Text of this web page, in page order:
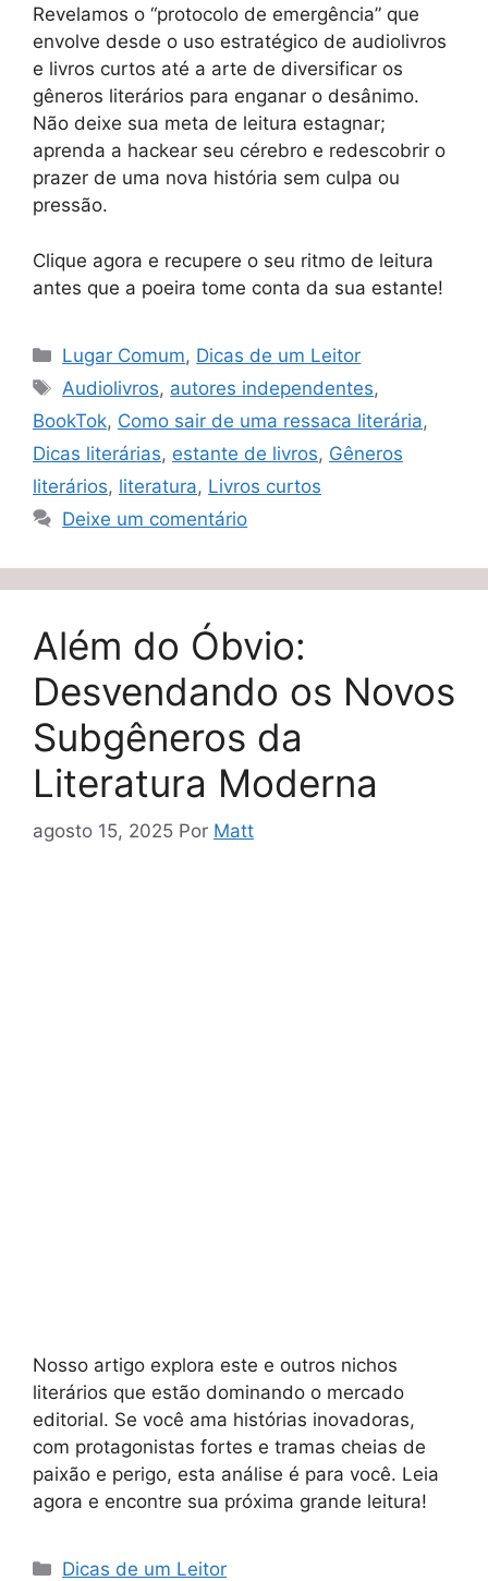
Revelamos o “protocolo de emergência” que
envolve desde o uso estratégico de audiolivros
e livros curtos até a arte de diversificar os
gêneros literários para enganar o desânimo.
Não deixe sua meta de leitura estagnar;
aprenda a hackear seu cérebro e redescobrir o
prazer de uma nova história sem culpa ou
pressão.
Clique agora e recupere o seu ritmo de leitura
antes que a poeira tome conta da sua estante!
Categorias
Lugar Comum, Dicas de um Leitor
Tags
Audiolivros, autores independentes,
BookTok, Como sair de uma ressaca literária,
Dicas literárias, estante de livros, Gêneros
literários, literatura, Livros curtos
Deixe um comentário
Além do Óbvio:
Desvendando os Novos
Subgêneros da
Literatura Moderna
agosto 15, 2025 Por Matt
Nosso artigo explora este e outros nichos
literários que estão dominando o mercado
editorial. Se você ama histórias inovadoras,
com protagonistas fortes e tramas cheias de
paixão e perigo, esta análise é para você. Leia
agora e encontre sua próxima grande leitura!
Categorias
Dicas de um Leitor